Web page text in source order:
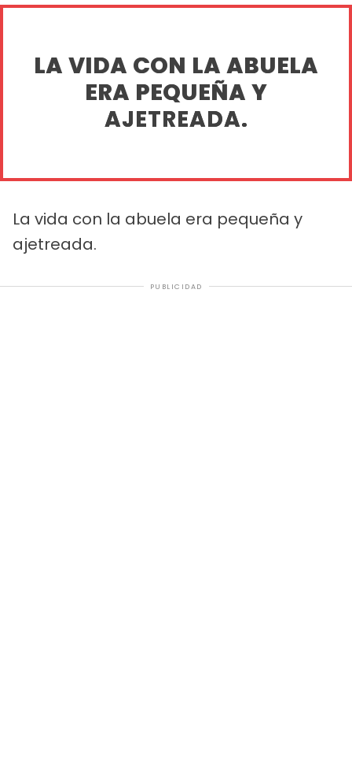
LA VIDA CON LA ABUELA
ERA PEQUEÑA Y
AJETREADA.
La vida con la abuela era pequeña y
ajetreada.
PUBLICIDAD